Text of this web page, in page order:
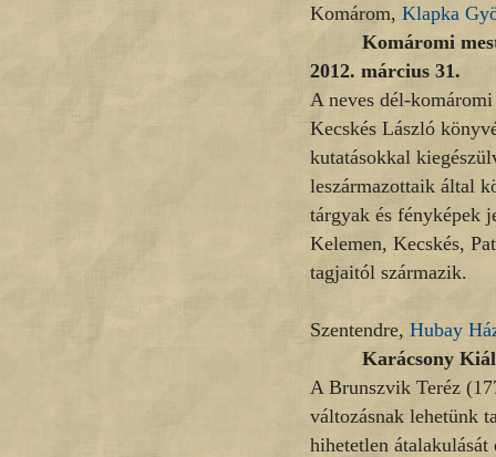
Komárom, Klapka
Komáromi
2012. március 31.
A neves dél-
Kecskés László
kutatásokkal
leszármazottaik által
tárgyak és fényképek
Kelemen, Kecskés,
tagjaitól származik.
Szentendre, Hubay
Karácsony
A Brunszvik Teréz
változásnak lehetünk
hihetetlen